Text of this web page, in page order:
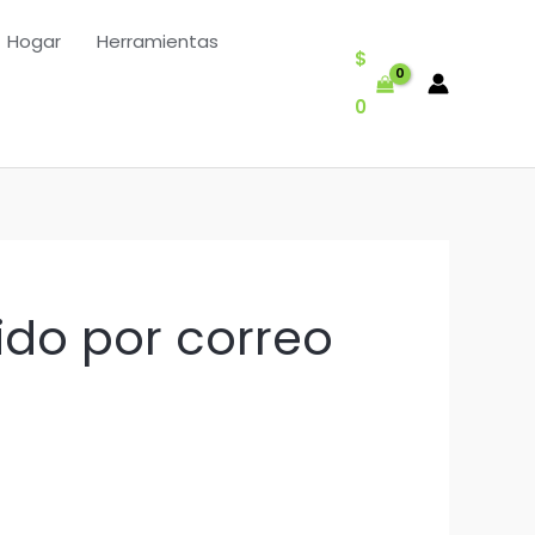
Hogar Herramientas
$
0
por correo